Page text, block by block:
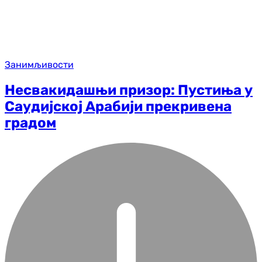
Занимљивости
Несвакидашњи призор: Пустиња у
Саудијској Арабији прекривена
градом